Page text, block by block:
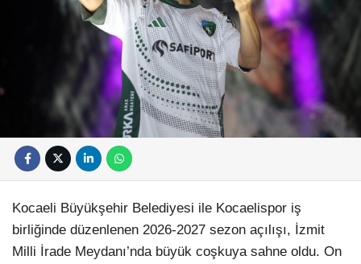
Kocaeli Büyükşehir Belediyesi ile Kocaelispor iş
birliğinde düzenlenen 2026-2027 sezon açılışı, İzmit
Milli İrade Meydanı’nda büyük coşkuya sahne oldu. On